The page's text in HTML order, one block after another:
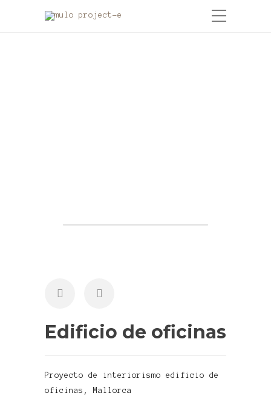
Edificio de oficinas
Proyecto de interiorismo edificio de
oficinas, Mallorca